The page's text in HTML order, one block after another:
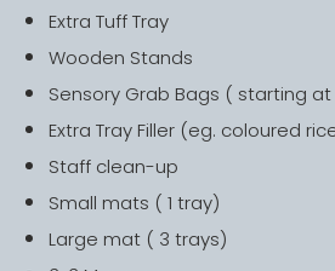
Extra Tuff Tray
Wooden Stands
Sensory Grab Bags ( starting
Extra Tray Filler (eg. coloured
Staff clean-up
Small mats ( 1 tray)
Large mat ( 3 trays)